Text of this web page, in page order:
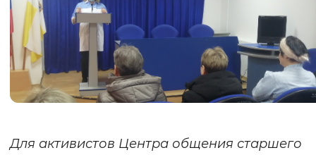
Изображения
Включены Выключены
Звуковой ассистент
Для активистов Центра общения старшего